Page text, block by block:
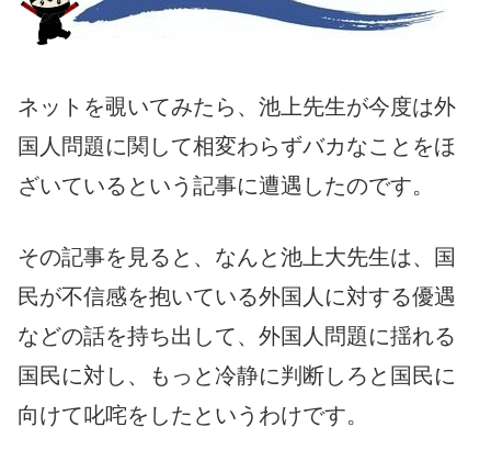
ネットを覗いてみたら、池上先生が今度は外
国人問題に関して相変わらずバカなことをほ
ざいているという記事に遭遇したのです。
その記事を見ると、なんと池上大先生は、国
民が不信感を抱いている外国人に対する優遇
などの話を持ち出して、外国人問題に揺れる
国民に対し、もっと冷静に判断しろと国民に
向けて叱咤をしたというわけです。